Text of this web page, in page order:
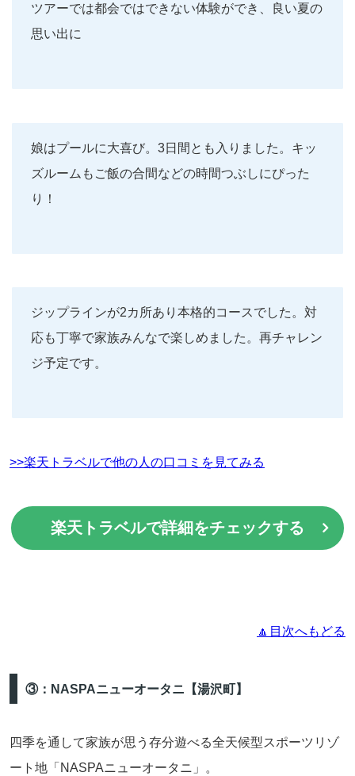
ツアーでは都会ではできない体験ができ、良い夏の
思い出に
娘はプールに大喜び。3日間とも入りました。キッ
ズルームもご飯の合間などの時間つぶしにぴった
り！
ジップラインが2カ所あり本格的コースでした。対
応も丁寧で家族みんなで楽しめました。再チャレン
ジ予定です。
>>楽天トラベルで他の人の口コミを見てみる
楽天トラベルで詳細をチェックする
🔼目次へもどる
③：NASPAニューオータニ【湯沢町】
四季を通して家族が思う存分遊べる全天候型スポーツリゾ
ート地「NASPAニューオータニ」。